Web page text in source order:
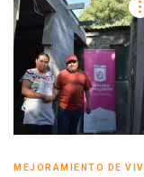
MEJORAMIENTO DE